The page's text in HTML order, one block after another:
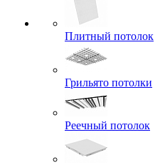
Плитный потолок
Грильято потолки
Реечный потолок